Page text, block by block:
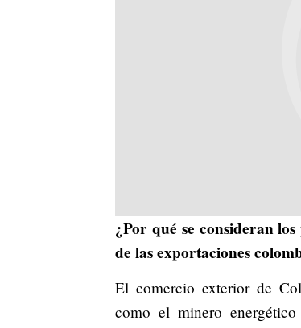
¿Por qué se consideran
de las exportaciones
El comercio exterior de
como el minero